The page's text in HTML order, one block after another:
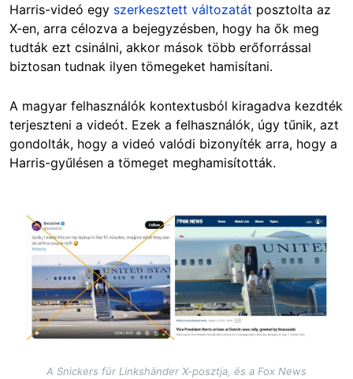
Harris-videó egy szerkesztett változatát posztolta az
X-en, arra célozva a bejegyzésben, hogy ha ők meg
tudták ezt csinálni, akkor mások több erőforrással
biztosan tudnak ilyen tömegeket hamisítani.
A magyar felhasználók kontextusból kiragadva kezdték
terjeszteni a videót. Ezek a felhasználók, úgy tűnik, azt
gondolták, hogy a videó valódi bizonyíték arra, hogy a
Harris-gyűlésen a tömeget meghamisították.
Image
A Snickers für Linkshänder X-posztja, és a Fox News